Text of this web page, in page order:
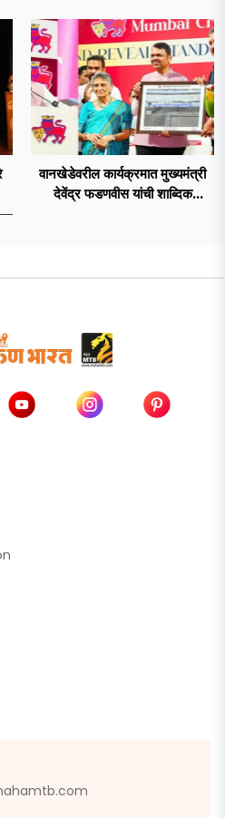
वानखेडेवरील कार्यक्रमात मुख्यमंत्री
देवेंद्र फडणवीस यांची शाब्दिक